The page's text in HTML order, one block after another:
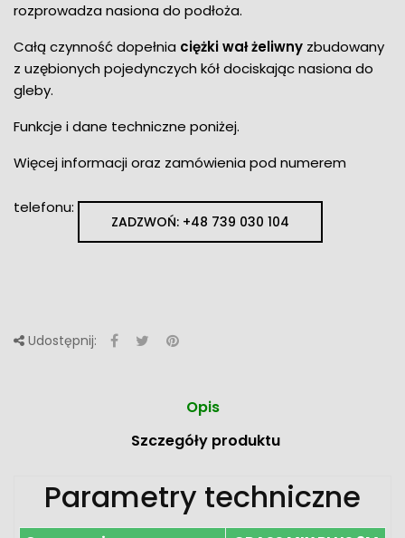
rozprowadza nasiona do podłoża.
Całą czynność dopełnia ciężki wał żeliwny zbudowany
z uzębionych pojedynczych kół dociskając nasiona do
gleby.
Funkcje i dane techniczne poniżej.
Więcej informacji oraz zamówienia pod numerem
telefonu:
ZADZWOŃ: +48 739 030 104
Udostępnij:
Opis
Szczegóły produktu
Parametry techniczne